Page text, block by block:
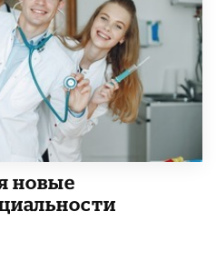
новые